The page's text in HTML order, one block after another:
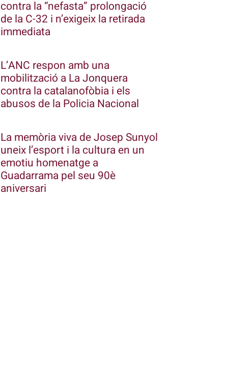
contra la “nefasta” prolongació
de la C-32 i n’exigeix la retirada
immediata
L’ANC respon amb una
mobilització a La Jonquera
contra la catalanofòbia i els
abusos de la Policia Nacional
La memòria viva de Josep Sunyol
uneix l’esport i la cultura en un
emotiu homenatge a
Guadarrama pel seu 90è
aniversari